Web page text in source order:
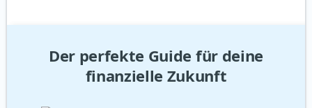
Der perfekte Guide für deine
finanzielle Zukunft